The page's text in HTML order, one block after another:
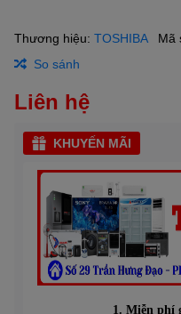
Thương hiệu: TOSHIBA Mã
So sánh
Liên hệ
KHUYẾN MÃI
1. Miễn phí